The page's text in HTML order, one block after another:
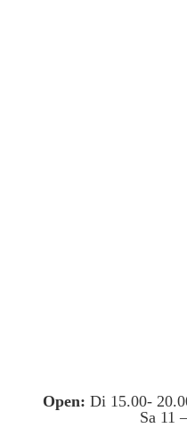
Open: Di 15.00-
Sa 11